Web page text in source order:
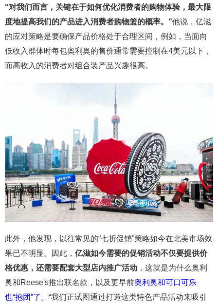
“对我们而言，关键在于如何优化消费者的购物体验，最大限
度地提高我们的产品进入消费者购物篮的概率。”他说，亿滋
的应对策略是要确保产品价格处于合理区间，例如，当面向
低收入群体时每包奥利奥的售价通常需要控制在4美元以下，
而高收入的消费者对组合装产品兴趣很高。
此外，他发现，以往常见的“七折促销”策略如今在北美市场效
果已不明显。因此， 亿滋如今需要的促销活动不仅要提供价
格优惠，还需要配套大型店内推广活动 ，这就是为什么奥利
奥和Reese's推出联名款，以及更早前奥利奥和可口可乐
也“抱团”了 。“我们正试图通过打造这类特色产品活动来吸引